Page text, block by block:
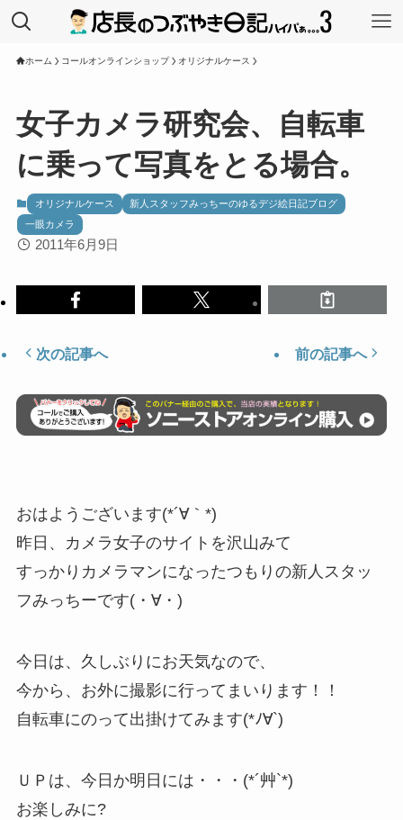
ホーム コールオンラインショップ オリジナルケース
女子カメラ研究会、自転車
に乗って写真をとる場合。
オリジナルケース
新人スタッフみっちーのゆるデジ絵日記ブログ
一眼カメラ
2011年6月9日
次の記事へ 前の記事へ
おはようございます(*´∀｀*)
昨日、カメラ女子のサイトを沢山みて
すっかりカメラマンになったつもりの新人スタッ
フみっちーです(・∀・)
今日は、久しぶりにお天気なので、
今から、お外に撮影に行ってまいります！！
自転車にのって出掛けてみます(*ﾉ∀`)
ＵＰは、今日か明日には・・・(*´艸`*)
お楽しみに?